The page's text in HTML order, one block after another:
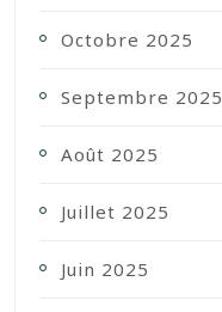
Octobre 2025
Septembre 2025
Août 2025
Juillet 2025
Juin 2025